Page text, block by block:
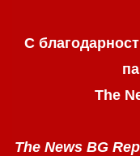
С
The
The News BG